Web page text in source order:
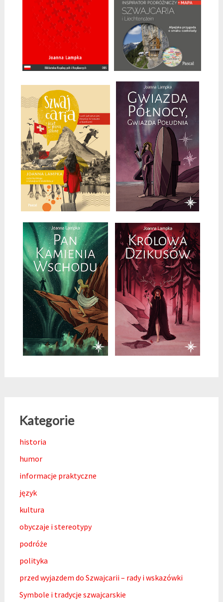
Kategorie
historia
humor
informacje praktyczne
język
kultura
obyczaje i stereotypy
podróże
polityka
przed wyjazdem do Szwajcarii – rady i wskazówki
Symbole i tradycje szwajcarskie